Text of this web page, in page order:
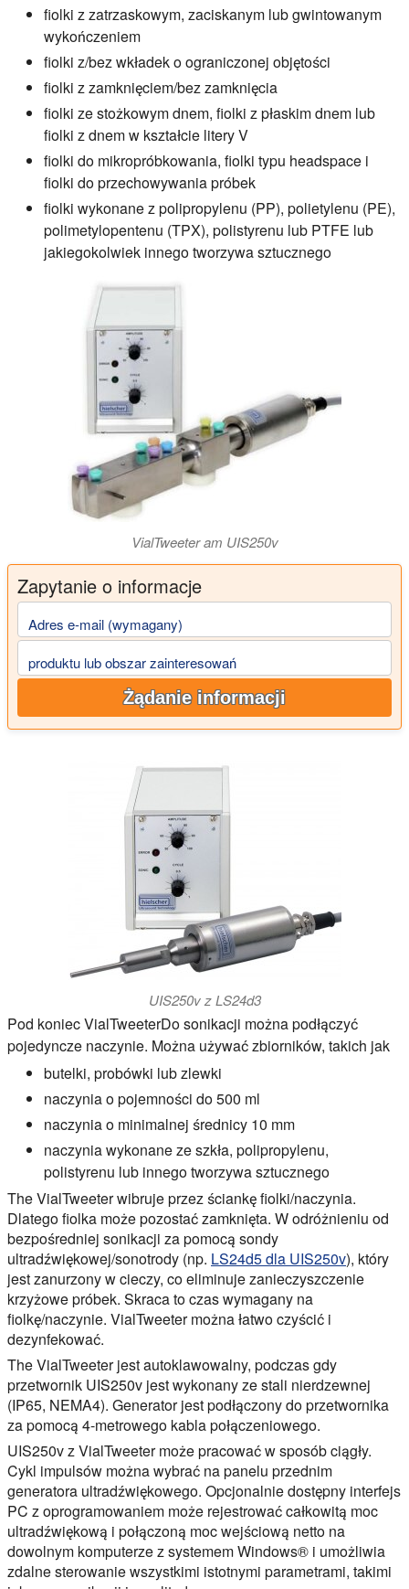
fiolki z zatrzaskowym, zaciskanym lub gwintowanym
wykończeniem
fiolki z/bez wkładek o ograniczonej objętości
fiolki z zamknięciem/bez zamknięcia
fiolki ze stożkowym dnem, fiolki z płaskim dnem lub
fiolki z dnem w kształcie litery V
fiolki do mikropróbkowania, fiolki typu headspace i
fiolki do przechowywania próbek
fiolki wykonane z polipropylenu (PP), polietylenu (PE),
polimetylopentenu (TPX), polistyrenu lub PTFE lub
jakiegokolwiek innego tworzywa sztucznego
VialTweeter am UIS250v
Zapytanie o informacje
Adres e-mail (wymagany)
produktu lub obszar zainteresowań
Żądanie informacji
UIS250v z LS24d3
Pod koniecVialTweeterDo sonikacji można podłączyć
pojedyncze naczynie. Można używać zbiorników, takich jak
butelki, probówki lub zlewki
naczynia o pojemności do 500 ml
naczynia o minimalnej średnicy 10 mm
naczynia wykonane ze szkła, polipropylenu,
polistyrenu lub innego tworzywa sztucznego
TheVialTweeterwibruje przez ściankę fiolki/naczynia.
Dlatego fiolka może pozostać zamknięta. W odróżnieniu od
bezpośredniej sonikacji za pomocą sondy
ultradźwiękowej/sonotrody (np. LS24d5 dla UIS250v), który
jest zanurzony w cieczy, co eliminuje zanieczyszczenie
krzyżowe próbek. Skraca to czas wymagany na
fiolkę/naczynie. VialTweeter można łatwo czyścić i
dezynfekować.
TheVialTweeterjest autoklawowalny, podczas gdy
przetwornik UIS250v jest wykonany ze stali nierdzewnej
(IP65, NEMA4). Generator jest podłączony do przetwornika
za pomocą 4-metrowego kabla połączeniowego.
UIS250v zVialTweetermoże pracować w sposób ciągły.
Cykl impulsów można wybrać na panelu przednim
generatora ultradźwiękowego. Opcjonalnie dostępny interfejs
PC z oprogramowaniem może rejestrować całkowitą moc
ultradźwiękową i połączoną moc wejściową netto na
dowolnym komputerze z systemem Windows® i umożliwia
zdalne sterowanie wszystkimi istotnymi parametrami, takimi